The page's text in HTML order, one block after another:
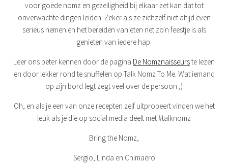
voor goede nomz en gezelligheid bij elkaar zet kan dat tot
onverwachte dingen leiden. Zeker als ze zichzelf niet altijd even
serieus nemen en het bereiden van eten net zo'n feestje is als
genieten van iedere hap.
Leer ons beter kennen door de pagina De Nomznaisseurste lezen
en door lekker rond te snuffelen op Talk Nomz To Me. Wat iemand
op zijn bord legt zegt veel over de persoon ;)
Oh, en als je een van onze recepten zelf uitprobeert vinden we het
leuk als je die op social media deelt met #talknomz
Bring the Nomz,
Sergio, Linda en Chimaero